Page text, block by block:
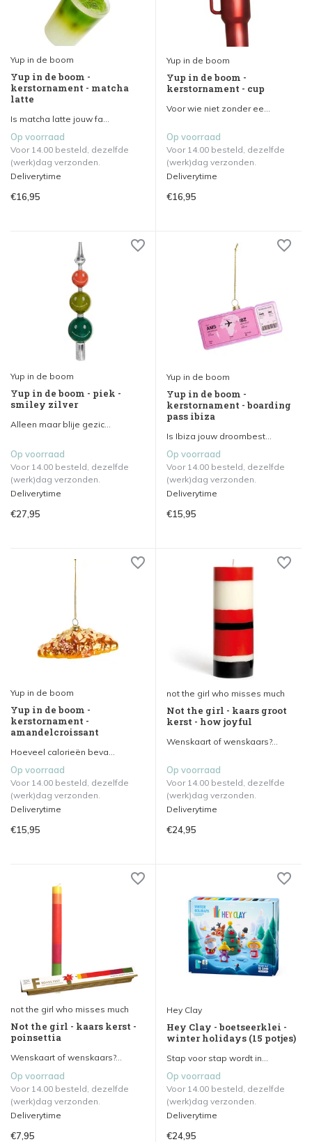
Yup in de boom
Yup in de boom -
kerstornament - matcha
latte
Is matcha latte jouw fa...
Op voorraad
Voor 14.00 besteld, dezelfde
(werk)dag verzonden.
Deliverytime
€16,95
Yup in de boom
Yup in de boom -
kerstornament - cup
Voor wie niet zonder ee...
Op voorraad
Voor 14.00 besteld, dezelfde
(werk)dag verzonden.
Deliverytime
€16,95
Yup in de boom
Yup in de boom - piek -
smiley zilver
Alleen maar blije gezic...
Op voorraad
Voor 14.00 besteld, dezelfde
(werk)dag verzonden.
Deliverytime
€27,95
Yup in de boom
Yup in de boom -
kerstornament - boarding
pass ibiza
Is Ibiza jouw droombest...
Op voorraad
Voor 14.00 besteld, dezelfde
(werk)dag verzonden.
Deliverytime
€15,95
Yup in de boom
Yup in de boom -
kerstornament -
amandelcroissant
Hoeveel calorieën beva...
Op voorraad
Voor 14.00 besteld, dezelfde
(werk)dag verzonden.
Deliverytime
€15,95
not the girl who misses much
Not the girl - kaars groot
kerst - how joyful
Wenskaart of wenskaars?...
Op voorraad
Voor 14.00 besteld, dezelfde
(werk)dag verzonden.
Deliverytime
€24,95
not the girl who misses much
Not the girl - kaars kerst -
poinsettia
Wenskaart of wenskaars?...
Op voorraad
Voor 14.00 besteld, dezelfde
(werk)dag verzonden.
Deliverytime
€7,95
Hey Clay
Hey Clay - boetseerklei -
winter holidays (15 potjes)
Stap voor stap wordt in...
Op voorraad
Voor 14.00 besteld, dezelfde
(werk)dag verzonden.
Deliverytime
€24,95